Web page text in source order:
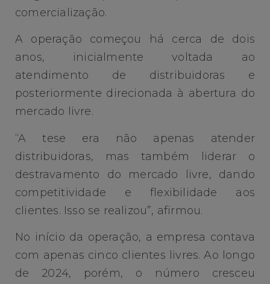
comercialização.
A operação começou há cerca de dois
anos, inicialmente voltada ao
atendimento de distribuidoras e
posteriormente direcionada à abertura do
mercado livre.
“A tese era não apenas atender
distribuidoras, mas também liderar o
destravamento do mercado livre, dando
competitividade e flexibilidade aos
clientes. Isso se realizou”, afirmou.
No início da operação, a empresa contava
com apenas cinco clientes livres. Ao longo
de 2024, porém, o número cresceu